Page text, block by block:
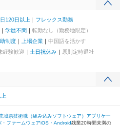
120日以上
フレックス勤務
学歴不問
転勤なし（勤務地限定）
制度 上場企業
中国語を活かす
経験歓迎 土日祝休み
原則定時退社
城県技術職（組み込みソフトウェア） アプリケー
ファームウェアiOS・Android残業20時間未満の